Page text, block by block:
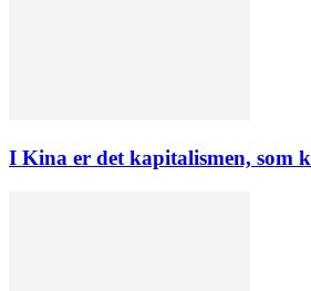
I Kina er det kapitalismen, som